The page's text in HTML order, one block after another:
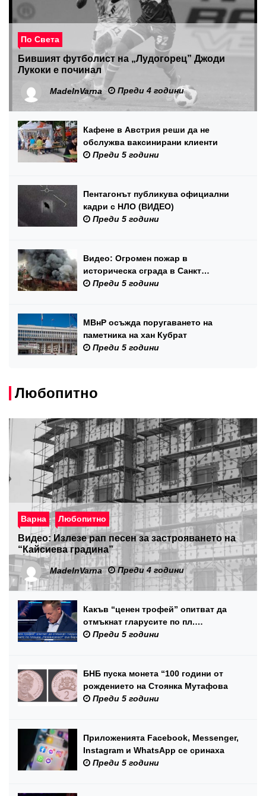
По Света
Бившият футболист на „Лудогорец” Джоди
Лукоки е починал
MadeInVarna Преди 4 години
Кафене в Австрия реши да не
обслужва ваксинирани клиенти
Преди 5 години
Пентагонът публикува официални
кадри с НЛО (ВИДЕО)
Преди 5 години
Видео: Огромен пожар в
историческа сграда в Санкт
Петербург
Преди 5 години
МВнР осъжда поругаването на
паметника на хан Кубрат
Преди 5 години
Любопитно
Варна Любопитно
Видео: Излезе рап песен за застрояването на
“Кайсиева градина”
MadeInVarna Преди 4 години
Какъв “ценен трофей” опитват да
отмъкнат гларусите по пл.
“Независимост” във Варна? (видео)
Преди 5 години
БНБ пуска монета “100 години от
рождението на Стоянка Мутафова
Преди 5 години
Приложенията Facebook, Messenger,
Instagram и WhatsApp се сринаха
Преди 5 години